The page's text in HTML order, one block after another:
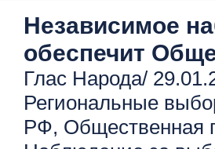
Независимое
обеспечит
Глас Народа/
Региональные
РФ, Общественная